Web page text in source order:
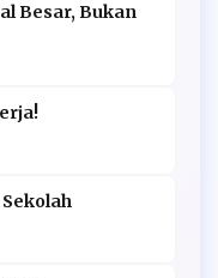
Besar, Bukan